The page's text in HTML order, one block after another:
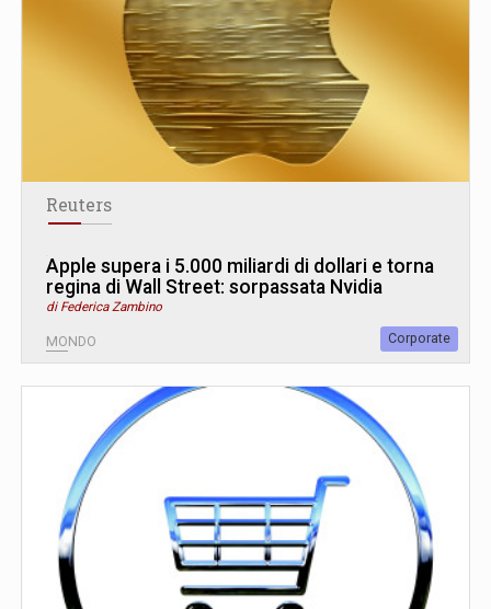
Reuters
Apple supera i 5.000 miliardi di dollari e torna
regina di Wall Street: sorpassata Nvidia
di Federica Zambino
MONDO Corporate